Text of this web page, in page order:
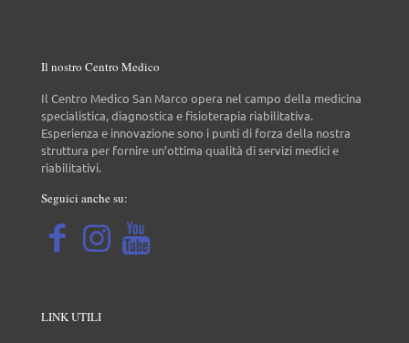
Il nostro Centro Medico
Il Centro Medico San Marco opera nel campo della medicina
specialistica, diagnostica e fisioterapia riabilitativa.
Esperienza e innovazione sono i punti di forza della nostra
struttura per fornire un’ottima qualità di servizi medici e
riabilitativi.
Seguici anche su:
LINK UTILI